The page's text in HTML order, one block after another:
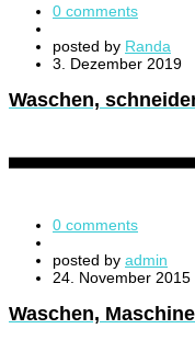
0 comments
posted by Randa
3. Dezember 2019
Waschen,
0 comments
posted by admin
24. November 2015
Waschen,